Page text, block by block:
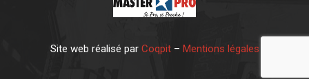
Site web réalisé par Coqpit– Mentions légales